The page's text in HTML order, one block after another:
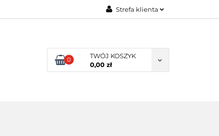
Strefa klienta
Zarejestruj się
Dodaj zgłoszenie
0
TWÓJ KOSZYK
0,00 zł
KLIENCI